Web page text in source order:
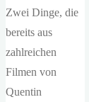
Zwei Dinge, die
bereits aus
zahlreichen
Filmen von
Quentin